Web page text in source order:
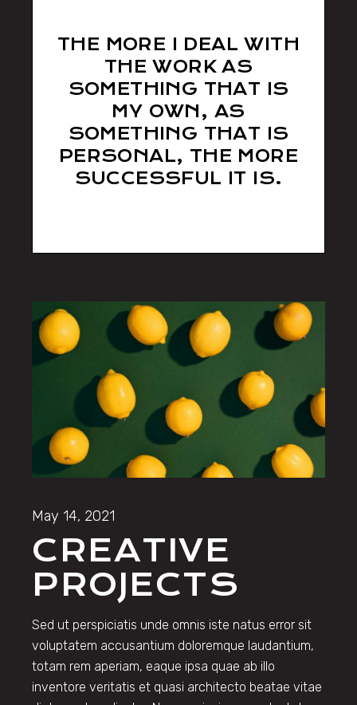
THE MORE I DEAL WITH
THE WORK AS
SOMETHING THAT IS
MY OWN, AS
SOMETHING THAT IS
PERSONAL, THE MORE
SUCCESSFUL IT IS.
May 14, 2021
CREATIVE
PROJECTS
Sed ut perspiciatis unde omnis iste natus error sit
voluptatem accusantium doloremque laudantium,
totam rem aperiam, eaque ipsa quae ab illo
inventore veritatis et quasi architecto beatae vitae